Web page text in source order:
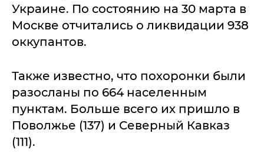
Украине. По состоянию на 30 марта в
Москве отчитались о ликвидации 938
оккупантов.
Также известно, что похоронки были
разосланы по 664 населенным
пунктам. Больше всего их пришло в
Поволжье (137) и Северный Кавказ
(111).